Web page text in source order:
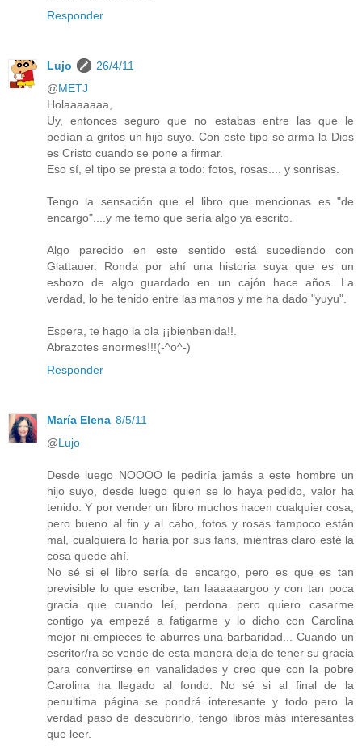
Responder
Lujo
26/4/11
@METJ
Holaaaaaaa,
Uy, entonces seguro que no estabas entre las que le
pedían a gritos un hijo suyo. Con este tipo se arma la Dios
es Cristo cuando se pone a firmar.
Eso sí, el tipo se presta a todo: fotos, rosas.... y sonrisas.
Tengo la sensación que el libro que mencionas es "de
encargo"....y me temo que sería algo ya escrito.
Algo parecido en este sentido está sucediendo con
Glattauer. Ronda por ahí una historia suya que es un
esbozo de algo guardado en un cajón hace años. La
verdad, lo he tenido entre las manos y me ha dado "yuyu".
Espera, te hago la ola ¡¡bienbenida!!.
Abrazotes enormes!!!(-^o^-)
Responder
María Elena 8/5/11
@Lujo
Desde luego NOOOO le pediría jamás a este hombre un
hijo suyo, desde luego quien se lo haya pedido, valor ha
tenido. Y por vender un libro muchos hacen cualquier cosa,
pero bueno al fin y al cabo, fotos y rosas tampoco están
mal, cualquiera lo haría por sus fans, mientras claro esté la
cosa quede ahí.
No sé si el libro sería de encargo, pero es que es tan
previsible lo que escribe, tan laaaaaargoo y con tan poca
gracia que cuando leí, perdona pero quiero casarme
contigo ya empezé a fatigarme y lo dicho con Carolina
mejor ni empieces te aburres una barbaridad... Cuando un
escritor/ra se vende de esta manera deja de tener su gracia
para convertirse en vanalidades y creo que con la pobre
Carolina ha llegado al fondo. No sé si al final de la
penultima página se pondrá interesante y todo pero la
verdad paso de descubrirlo, tengo libros más interesantes
que leer.